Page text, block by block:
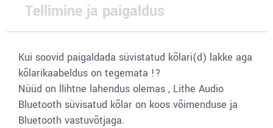
Tellimine ja paigaldus
Kui soovid paigaldada süvistatud kõlari(d) lakke aga
kõlarikaabeldus on tegemata !?
Nüüd on llihtne lahendus olemas , Lithe Audio
Bluetooth süvisatud kõlar on koos võimenduse ja
Bluetooth vastuvõtjaga.